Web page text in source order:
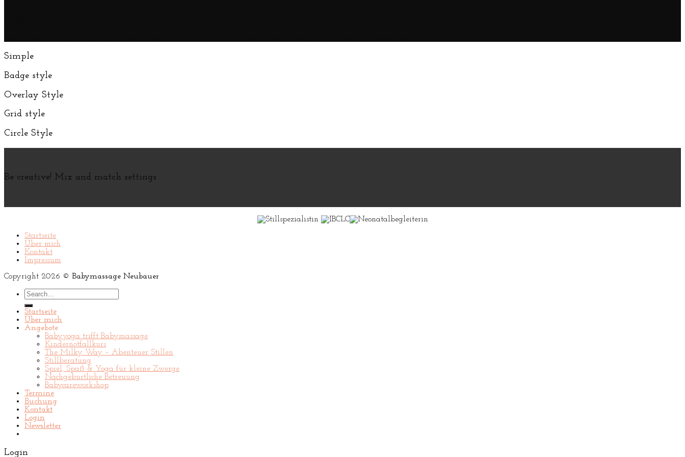
Simple
Badge style
Overlay Style
Grid style
Circle Style
Be creative! Mix and match settings
Startseite
Über mich
Kontakt
Impressum
Copyright 2026 © Babymassage Neubauer
Search
for:
Startseite
Über mich
Angebote
Babyyoga trifft Babymassage
Kindernotfallkurs
The Milky Way – Abenteuer Stillen
Stillberatung
Spiel, Spaß & Yoga für kleine Zwerge
Nachgeburtliche Betreuung
Babycareworkshop
Termine
Buchung
Kontakt
Login
Newsletter
Login